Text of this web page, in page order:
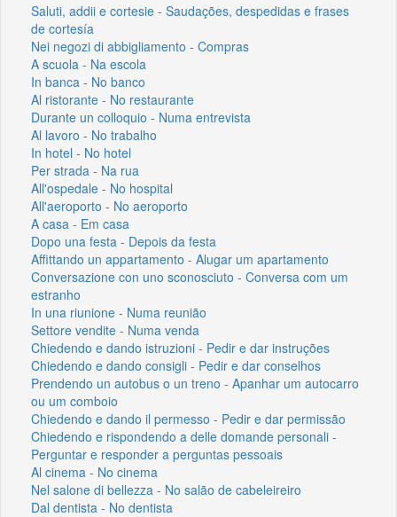
Saluti, addii e cortesie - Saudações, despedidas e frases
de cortesía
Nei negozi di abbigliamento - Compras
A scuola - Na escola
In banca - No banco
Al ristorante - No restaurante
Durante un colloquio - Numa entrevista
Al lavoro - No trabalho
In hotel - No hotel
Per strada - Na rua
All'ospedale - No hospital
All'aeroporto - No aeroporto
A casa - Em casa
Dopo una festa - Depois da festa
Affittando un appartamento - Alugar um apartamento
Conversazione con uno sconosciuto - Conversa com um
estranho
In una riunione - Numa reunião
Settore vendite - Numa venda
Chiedendo e dando istruzioni - Pedir e dar instruções
Chiedendo e dando consigli - Pedir e dar conselhos
Prendendo un autobus o un treno - Apanhar um autocarro
ou um comboio
Chiedendo e dando il permesso - Pedir e dar permissão
Chiedendo e rispondendo a delle domande personali -
Perguntar e responder a perguntas pessoais
Al cinema - No cinema
Nel salone di bellezza - No salão de cabeleireiro
Dal dentista - No dentista